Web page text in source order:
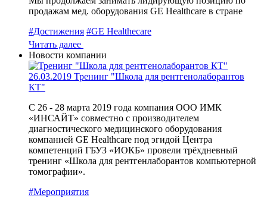
продажам мед. оборудования GE Healthcare в стране
#Достижения #GE Healthecare
Читать далее
Новости компании
26.03.2019 Тренинг "Школа для рентгенолаборантов
КТ"
С 26 - 28 марта 2019 года компания ООО ИМК
«ИНСАЙТ» совместно с производителем
диагностического медицинского оборудования
компанией GE Healthcare под эгидой Центра
компетенций ГБУЗ «ИОКБ» провели трёхдневный
тренинг «Школа для рентгенлаборантов компьютерной
томографии».
#Мероприятия